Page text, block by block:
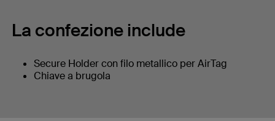
La confezione include
Secure Holder con filo metallico per AirTag
Chiave a brugola